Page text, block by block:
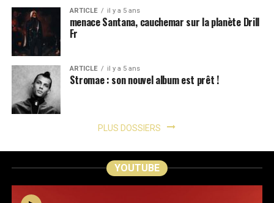
ARTICLE il y a 5 ans
menace Santana, cauchemar sur la planète Drill
Fr
ARTICLE il y a 5 ans
Stromae : son nouvel album est prêt !
PLUS DOSSIERS
YOUTUBE